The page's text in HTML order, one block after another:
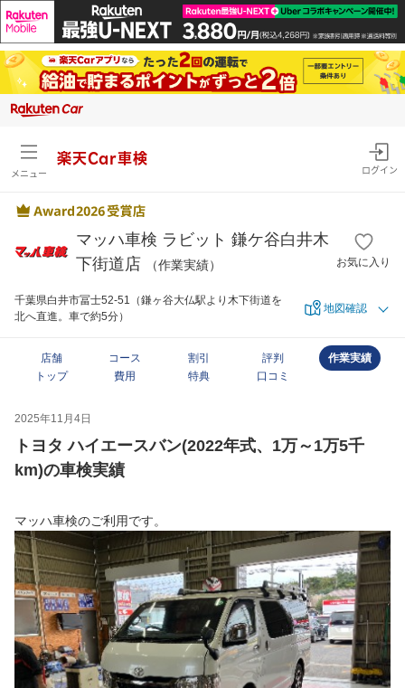
メニュー
楽天Car車検
ログイン
マッハ車検 ラビット 鎌ケ谷白井木
下街道店
（作業実績） お気に入り
千葉県白井市冨士52-51（鎌ヶ谷大仏駅より木下街道を
北へ直進。車で約5分）
地図確認
店舗
トップ
コース
費用
割引
特典
評判
口コミ
作業実績
2025年11月4日
トヨタ ハイエースバン(2022年式、1万～1万5千
km)の車検実績
マッハ車検のご利用です。